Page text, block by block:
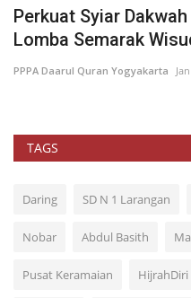
Perkuat Syiar
Lomba Semarak
PPPA Daarul Quran Yogyakarta
TAGS
Daring SD N 1 Larangan
Nobar Abdul Basith
Pusat Keramaian HijrahDiri